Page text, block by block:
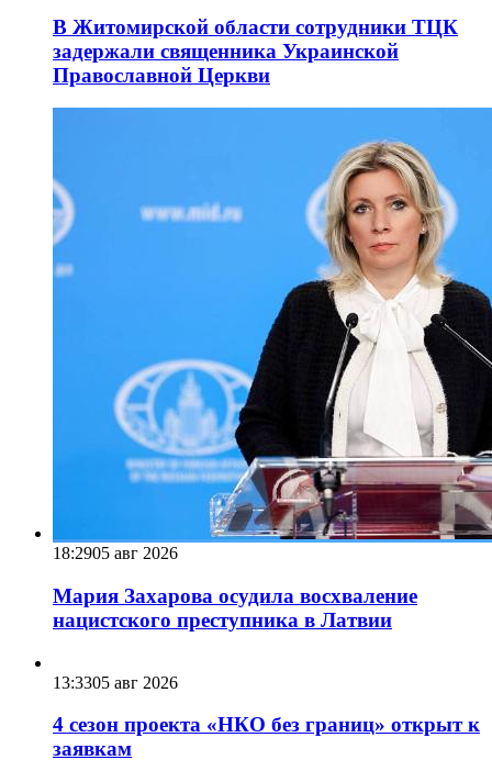
В Житомирской области сотрудники ТЦК
задержали священника Украинской
Православной Церкви
18:2905 авг 2026
Мария Захарова осудила восхваление
нацистского преступника в Латвии
13:3305 авг 2026
4 сезон проекта «НКО без границ» открыт к
заявкам